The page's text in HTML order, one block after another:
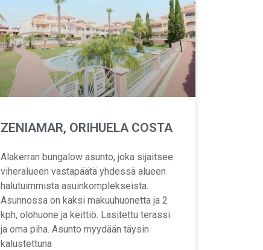
ZENIAMAR, ORIHUELA COSTA
Alakerran bungalow asunto, joka sijaitsee
viheralueen vastapäätä yhdessä alueen
halutuimmista asuinkomplekseista.
Asunnossa on kaksi makuuhuonetta ja 2
kph, olohuone ja keittiö. Lasitettu terassi
ja oma piha. Asunto myydään täysin
kalustettuna